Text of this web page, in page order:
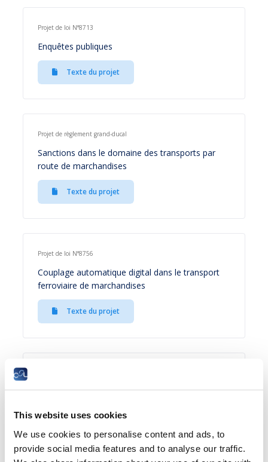
This website uses cookies
We use cookies to personalise content and ads, to
provide social media features and to analyse our traffic.
Projet de loi N°8713
Enquêtes publiques
Texte du projet
Projet de règlement grand-ducal
Sanctions dans le domaine des transports par
route de marchandises
Texte du projet
Projet de loi N°8756
Couplage automatique digital dans le transport
ferroviaire de marchandises
Texte du projet
Stock options
Texte du projet